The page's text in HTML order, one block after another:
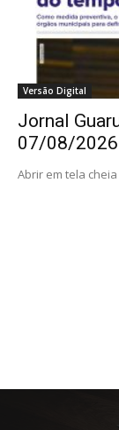
Versão Digital
Jornal
07/08/2026
Abrir em tela cheia